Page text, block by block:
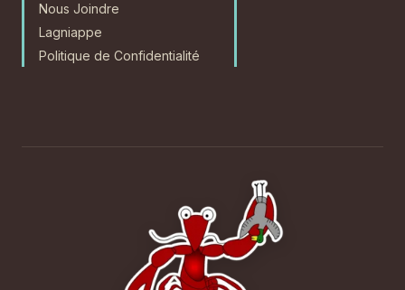
Nous Joindre
Lagniappe
Politique de Confidentialité